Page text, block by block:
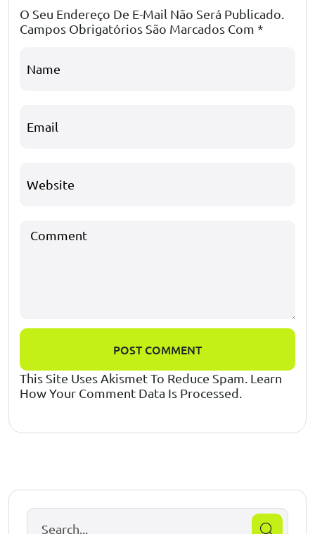
O Seu Endereço De E-Mail Não Será Publicado.
Campos Obrigatórios São Marcados Com *
POST COMMENT
This Site Uses Akismet To Reduce Spam. Learn
How Your Comment Data Is Processed.